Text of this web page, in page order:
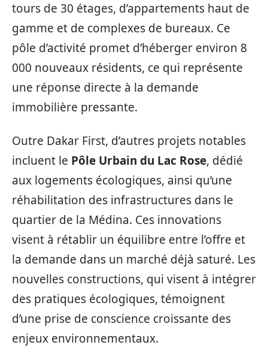
tours de 30 étages, d’appartements haut de
gamme et de complexes de bureaux. Ce
pôle d’activité promet d’héberger environ 8
000 nouveaux résidents, ce qui représente
une réponse directe à la demande
immobilière pressante.
Outre Dakar First, d’autres projets notables
incluent le Pôle Urbain du Lac Rose, dédié
aux logements écologiques, ainsi qu’une
réhabilitation des infrastructures dans le
quartier de la Médina. Ces innovations
visent à rétablir un équilibre entre l’offre et
la demande dans un marché déjà saturé. Les
nouvelles constructions, qui visent à intégrer
des pratiques écologiques, témoignent
d’une prise de conscience croissante des
enjeux environnementaux.